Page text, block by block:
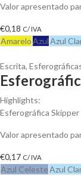
Valor apresentado
€0,18 C/ IVA
AmareloAzulAzul
Escrita,
Highlights:
Esferográfica
Valor apresentado
€0,17 C/ IVA
Azul CelesteAzul